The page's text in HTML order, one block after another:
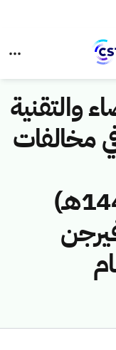
والتقنية
مخالفات
(43114546/ق/1444هـ)